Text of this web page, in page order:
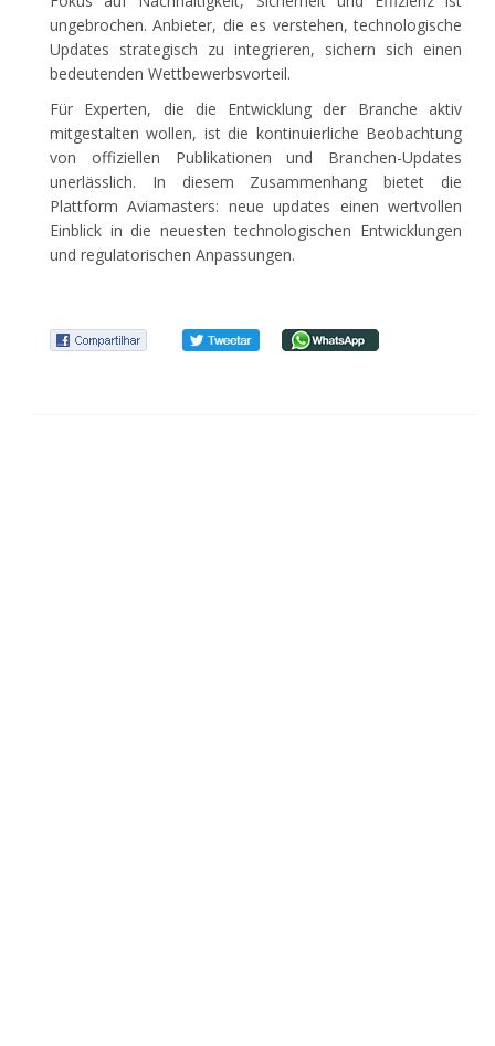
ungebrochen. Anbieter, die es verstehen, technologische
Updates strategisch zu integrieren, sichern sich einen
bedeutenden Wettbewerbsvorteil.
Für Experten, die die Entwicklung der Branche aktiv
mitgestalten wollen, ist die kontinuierliche Beobachtung
von offiziellen Publikationen und Branchen-Updates
unerlässlich. In diesem Zusammenhang bietet die
Plattform Aviamasters: neue updates einen wertvollen
Einblick in die neuesten technologischen Entwicklungen
und regulatorischen Anpassungen.